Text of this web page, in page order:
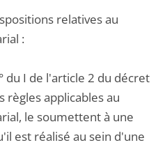
relatives au
:
du I de l'article 2 du décret
applicables au
le soumettent à une
est réalisé au sein d'une